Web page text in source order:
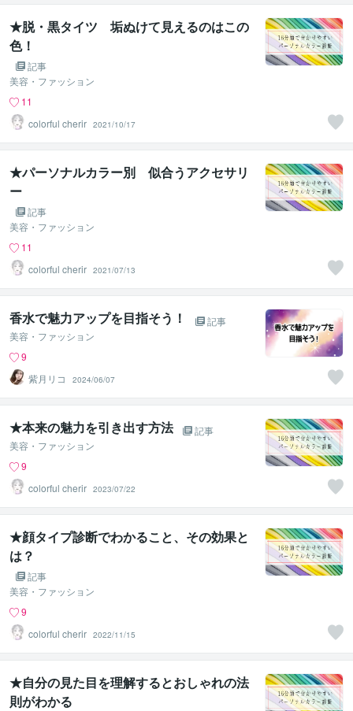
★脱・黒タイツ 垢ぬけて見えるのはこの
色！
記事
美容・ファッション
11
colorful cherir 2021/10/17
★パーソナルカラー別 似合うアクセサリ
ー
記事
美容・ファッション
11
colorful cherir 2021/07/13
香水で魅力アップを目指そう！
記事
美容・ファッション
9
紫月リコ
2024/06/07
★本来の魅力を引き出す方法
記事
美容・ファッション
9
colorful cherir 2023/07/22
★顔タイプ診断でわかること、その効果と
は？
記事
美容・ファッション
9
colorful cherir 2022/11/15
★自分の見た目を理解するとおしゃれの法
則がわかる